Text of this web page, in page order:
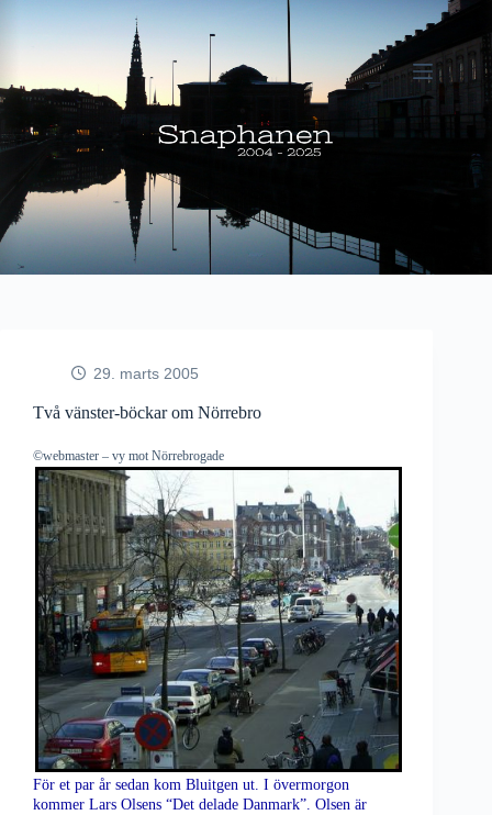
29. marts 2005
Två vänster-böckar om Nörrebro
©webmaster – vy mot Nörrebrogade
För et par år sedan kom Bluitgen ut. I övermorgon
kommer Lars Olsens “Det delade Danmark”. Olsen är